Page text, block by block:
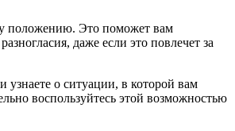
положению. Это поможет вам
даже если это повлечет за
о ситуации, в которой вам
воспользуйтесь этой возможностью